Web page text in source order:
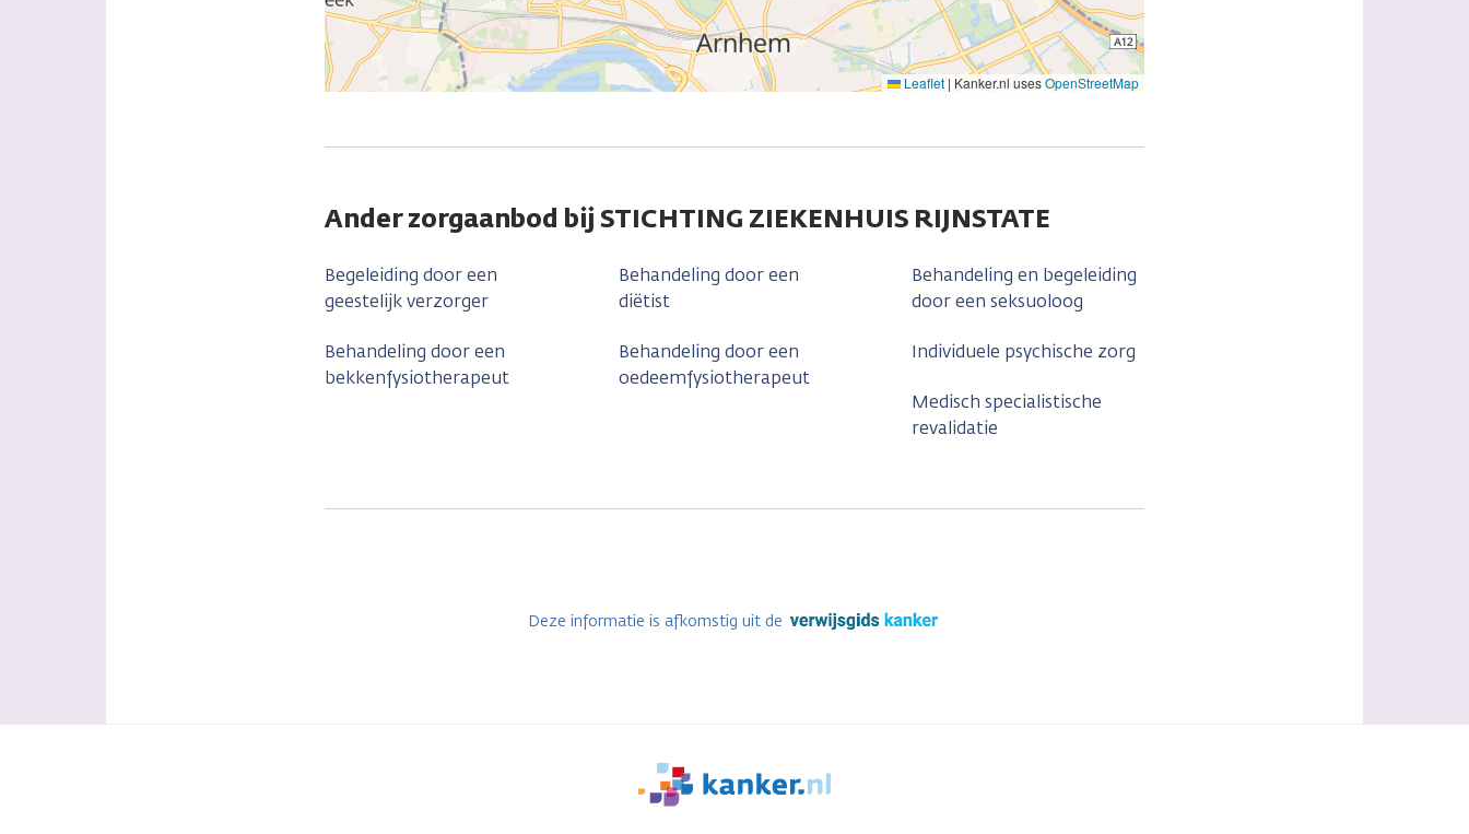
Leaflet | Kanker.nl usesOpenStreetMap
Ander zorgaanbod bij STICHTING ZIEKENHUIS RIJNSTATE
Begeleiding door een
geestelijk verzorger
Behandeling door een
bekkenfysiotherapeut
Behandeling door een
diëtist
Behandeling door een
oedeemfysiotherapeut
Behandeling en begeleiding
door een seksuoloog
Individuele psychische zorg
Medisch specialistische
revalidatie
Deze informatie is afkomstig uit de
We